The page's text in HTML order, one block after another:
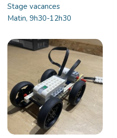
Stage vacances
Matin, 9h30-12h30